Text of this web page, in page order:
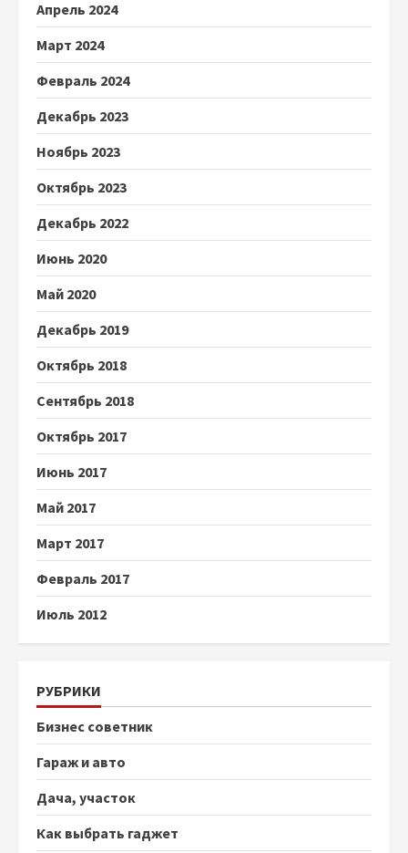
Апрель 2024
Март 2024
Февраль 2024
Декабрь 2023
Ноябрь 2023
Октябрь 2023
Декабрь 2022
Июнь 2020
Май 2020
Декабрь 2019
Октябрь 2018
Сентябрь 2018
Октябрь 2017
Июнь 2017
Май 2017
Март 2017
Февраль 2017
Июль 2012
РУБРИКИ
Бизнес советник
Гараж и авто
Дача, участок
Как выбрать гаджет